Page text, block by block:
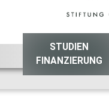
STUDIEN
FINANZIERUNG